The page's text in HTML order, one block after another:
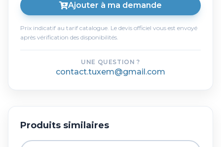
Ajouter à ma demande
Prix indicatif au tarif catalogue. Le devis officiel vous est envoyé
après vérification des disponibilités.
UNE QUESTION ?
contact.tuxem@gmail.com
Produits similaires